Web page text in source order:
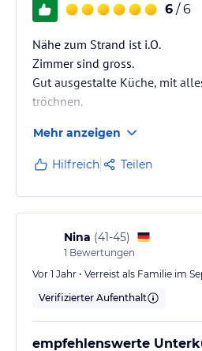
6 / 6
Nähe zum Strand ist i.O.
Zimmer sind gross.
Gut ausgestalte Küche, mit
tröchnen.
Hilfsbereites und Freundluches
Mehr anzeigen
Hilfreich Teilen
Nina (41-45)
1 Bewertungen
Vor 1 Jahr • Verreist als Familie im
Verifizierter Aufenthalt
empfehlenswerte